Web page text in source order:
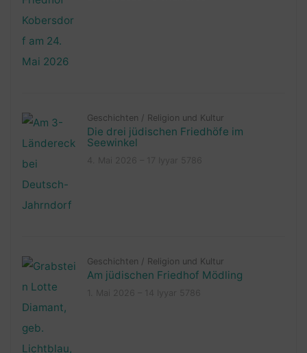
Geschichten / Religion und Kultur
Die drei jüdischen Friedhöfe im
Seewinkel
Geschichten / Religion und Kultur
Am jüdischen Friedhof Mödling